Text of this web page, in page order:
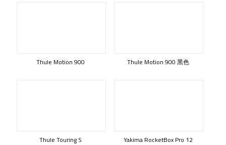
Thule Motion 900 Thule Motion 900 黑色
Thule Touring S Yakima RocketBox Pro 12